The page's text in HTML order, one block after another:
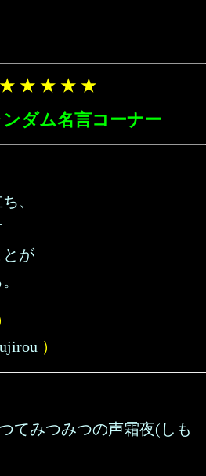
★ ★ ★ ★ ★
ダム名言コーナー
、
が
）
てみつみつの声霜夜(しも